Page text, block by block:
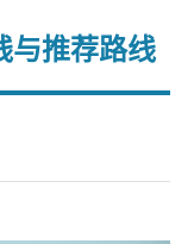
与推荐路线